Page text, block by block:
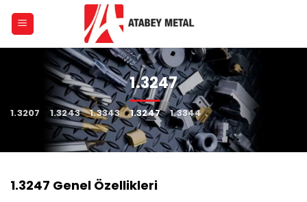
1.3247
1.3207 1.3243 1.3343 1.3247 1.3344
1.3247 Genel Özellikleri